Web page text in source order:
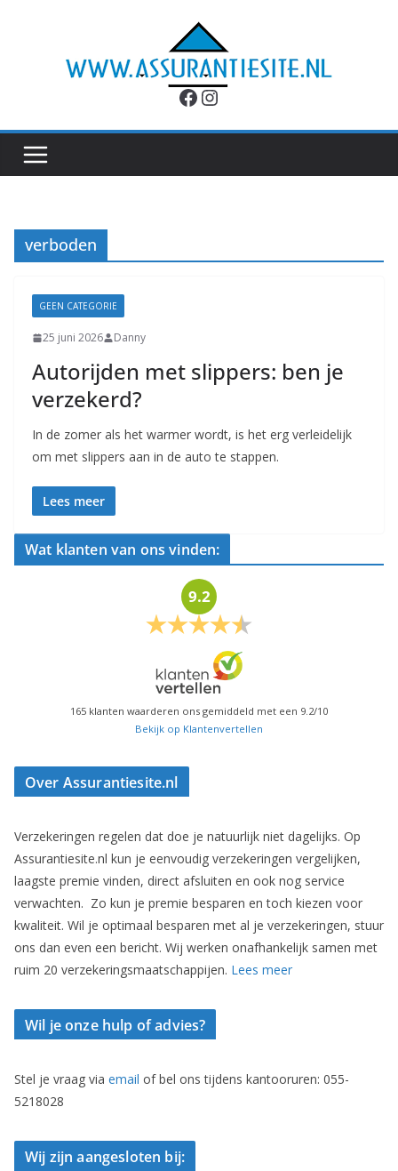
Facebook
Instagram
verboden
GEEN CATEGORIE
25 juni 2026 Danny
Autorijden met slippers: ben je
verzekerd?
In de zomer als het warmer wordt, is het erg verleidelijk
om met slippers aan in de auto te stappen.
Lees meer
Wat klanten van ons vinden:
9.2
165 klanten waarderen ons gemiddeld met een 9.2/10
Bekijk op Klantenvertellen
Over Assurantiesite.nl
Verzekeringen regelen dat doe je natuurlijk niet dagelijks. Op
Assurantiesite.nl kun je eenvoudig verzekeringen vergelijken,
laagste premie vinden, direct afsluiten en ook nog service
verwachten. Zo kun je premie besparen en toch kiezen voor
kwaliteit. Wil je optimaal besparen met al je verzekeringen, stuur
ons dan even een bericht. Wij werken onafhankelijk samen met
ruim 20 verzekeringsmaatschappijen. Lees meer
Wil je onze hulp of advies?
Stel je vraag via email of bel ons tijdens kantooruren: 055-
5218028
Wij zijn aangesloten bij: